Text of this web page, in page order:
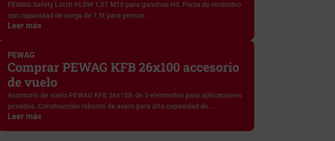
PEWAG Safety Latch PLDW 1,5T M16 para ganchos HS. Pieza de recambio
con capacidad de carga de 1,5t para pernos...
Leer más
PEWAG
Comprar PEWAG KFB 26x100 accesorio
de vuelo
Accesorio de vuelo PEWAG KFB 26x100, de 2 elementos para aplicaciones
pesadas. Construcción robusta de acero para alta capacidad de...
Leer más